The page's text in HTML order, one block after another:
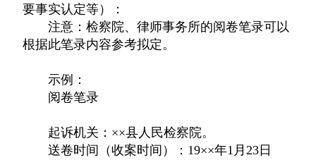
要事实认定等）：
注意：检察院、律师事务所的阅卷笔录可以
根据此笔录内容参考拟定。
示例：
阅卷笔录
起诉机关：××县人民检察院。
送卷时间（收案时间）：19××年1月23日